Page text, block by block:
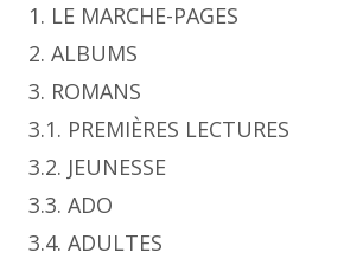
1. LE MARCHE-PAGES
2. ALBUMS
3. ROMANS
3.1. PREMIÈRES LECTURES
3.2. JEUNESSE
3.3. ADO
3.4. ADULTES